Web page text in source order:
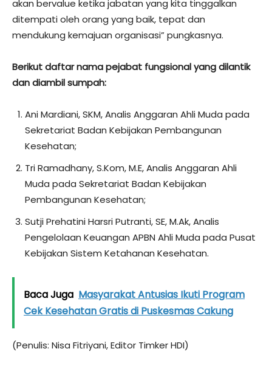
akan bervalue ketika jabatan yang kita tinggalkan
ditempati oleh orang yang baik, tepat dan
mendukung kemajuan organisasi” pungkasnya.
Berikut daftar nama pejabat fungsional yang dilantik
dan diambil sumpah:
Ani Mardiani, SKM, Analis Anggaran Ahli Muda pada
Sekretariat Badan Kebijakan Pembangunan
Kesehatan;
Tri Ramadhany, S.Kom, M.E, Analis Anggaran Ahli
Muda pada Sekretariat Badan Kebijakan
Pembangunan Kesehatan;
Sutji Prehatini Harsri Putranti, SE, M.Ak, Analis
Pengelolaan Keuangan APBN Ahli Muda pada Pusat
Kebijakan Sistem Ketahanan Kesehatan.
Baca Juga Masyarakat Antusias Ikuti Program
Cek Kesehatan Gratis di Puskesmas Cakung
(Penulis: Nisa Fitriyani, Editor Timker HDI)